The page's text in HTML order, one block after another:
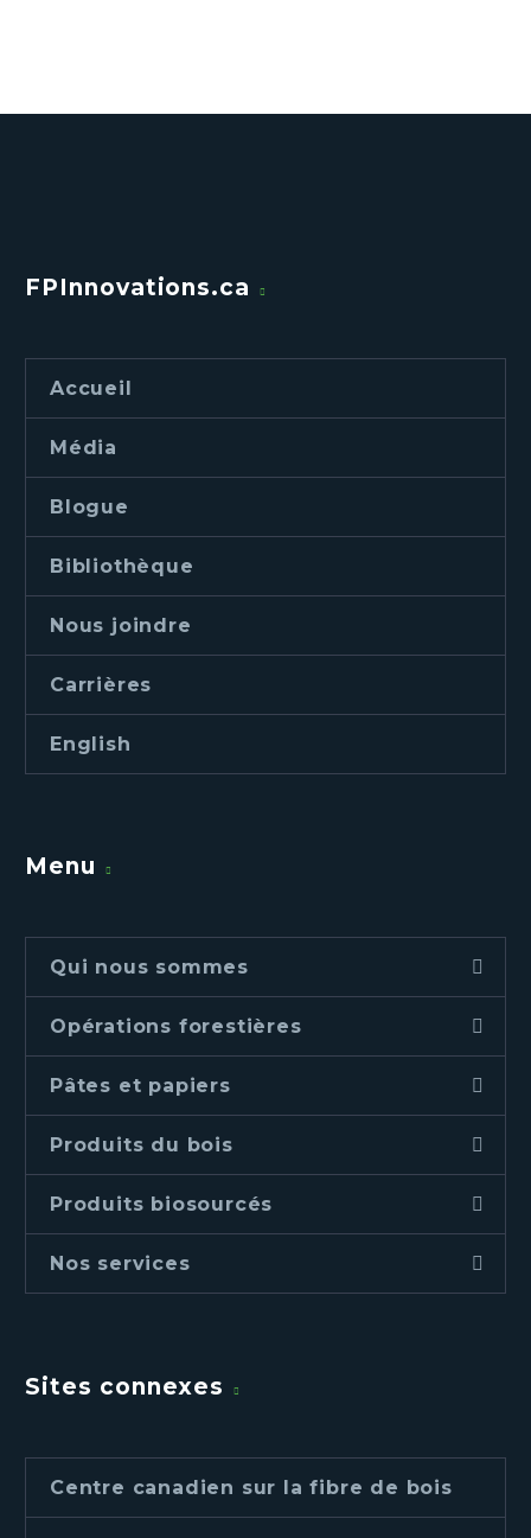
FPInnovations.ca
Accueil
Média
Blogue
Bibliothèque
Nous joindre
Carrières
English
Menu
Qui nous sommes
Opérations forestières
Pâtes et papiers
Produits du bois
Produits biosourcés
Nos services
Sites connexes
Centre canadien sur la fibre de bois